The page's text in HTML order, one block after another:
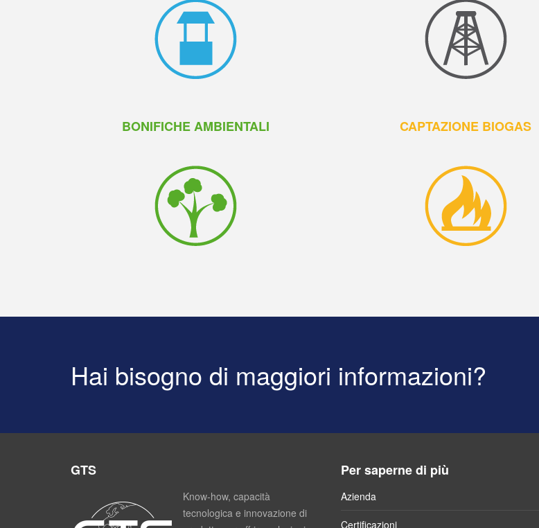
BONIFICHE AMBIENTALI CAPTAZIONE BIOGAS
Hai bisogno di maggiori informazioni?
GTS
Know-how, capacità
tecnologica e innovazione di
Per saperne di più
Azienda
Certificazioni